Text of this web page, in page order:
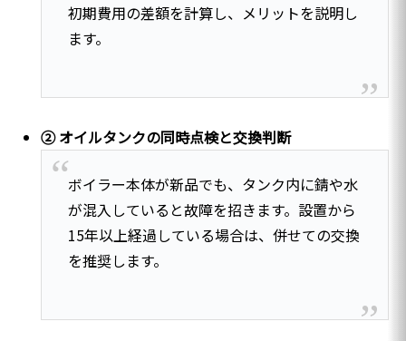
初期費用の差額を計算し、メリットを説明し
ます。
② オイルタンクの同時点検と交換判断
ボイラー本体が新品でも、タンク内に錆や水
が混入していると故障を招きます。設置から
15年以上経過している場合は、併せての交換
を推奨します。